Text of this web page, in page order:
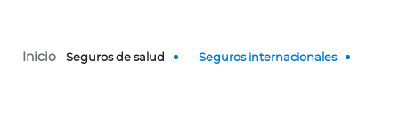
Inicio Seguros de salud Seguros internacionales